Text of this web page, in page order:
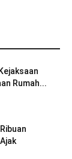
Rumah...